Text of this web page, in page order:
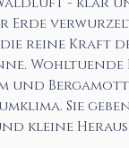
Erde
reine Kraft
und
Sie
kleine